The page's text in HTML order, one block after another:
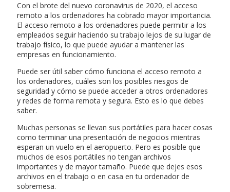
Con el brote del nuevo coronavirus de 2020, el acceso
remoto a los ordenadores ha cobrado mayor importancia.
El acceso remoto a los ordenadores puede permitir a los
empleados seguir haciendo su trabajo lejos de su lugar de
trabajo físico, lo que puede ayudar a mantener las
empresas en funcionamiento.
Puede ser útil saber cómo funciona el acceso remoto a
los ordenadores, cuáles son los posibles riesgos de
seguridad y cómo se puede acceder a otros ordenadores
y redes de forma remota y segura. Esto es lo que debes
saber.
Muchas personas se llevan sus portátiles para hacer cosas
como terminar una presentación de negocios mientras
esperan un vuelo en el aeropuerto. Pero es posible que
muchos de esos portátiles no tengan archivos
importantes y de mayor tamaño. Puede que dejes esos
archivos en el trabajo o en casa en tu ordenador de
sobremesa.